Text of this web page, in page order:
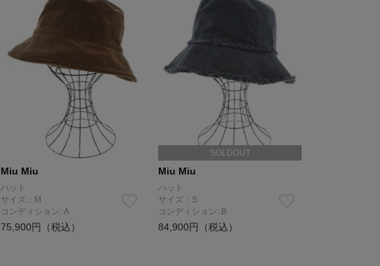
Miu Miu
ハット
サイズ：M
コンディション: A
75,900円（税込）
SOLDOUT
Miu Miu
ハット
サイズ：S
コンディション: B
84,900円（税込）